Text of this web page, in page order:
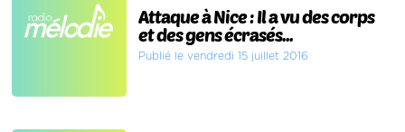
Attaque à Nice : Il a vu des corps
et des gens écrasés...
Publié le vendredi 15 juillet 2016